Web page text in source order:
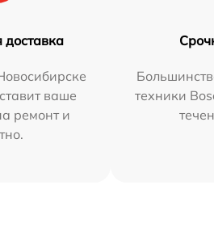
доставка
ваше
ремонт и
техники